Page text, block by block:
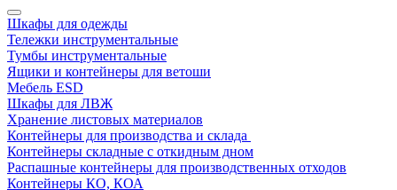
Шкафы для одежды
Тележки инструментальные
Тумбы инструментальные
Ящики и контейнеры для ветоши
Мебель ESD
Шкафы для ЛВЖ
Хранение листовых материалов
Контейнеры для производства и склада
Контейнеры складные с откидным дном
Распашные контейнеры для производственных отходов
Контейнеры КО, КОА